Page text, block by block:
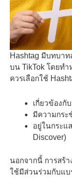
Hashtag มีบทบา
บน TikTok โดยท
ควรเลือกใช้
เกี่ยวข้องกั
มีความกระ
อยู่ในกระแ
Discover)
นอกจากนี้ การสร้
ใช้มีส่วนร่วมกับแบ